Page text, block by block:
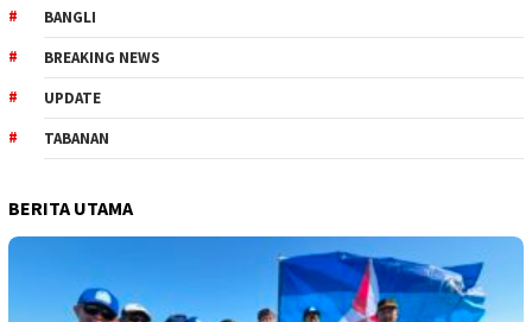
BANGLI
BREAKING NEWS
UPDATE
TABANAN
BERITA UTAMA